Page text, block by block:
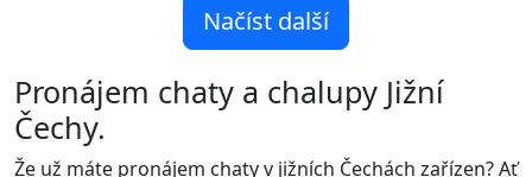
Načíst další
Pronájem chaty a chalupy Jižní
Čechy.
Že už máte pronájem chaty v jižních Čechách zařízen? Ať